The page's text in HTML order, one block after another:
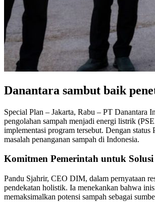
Danantara sambut baik
Special Plan – Jakarta, Rabu – PT Danantara
pengolahan sampah menjadi energi listrik
implementasi program tersebut. Dengan
masalah penanganan sampah di Indonesia.
Komitmen Pemerintah untuk
Pandu Sjahrir, CEO DIM, dalam pernyataan
pendekatan holistik. Ia menekankan bahwa
memaksimalkan potensi sampah sebagai